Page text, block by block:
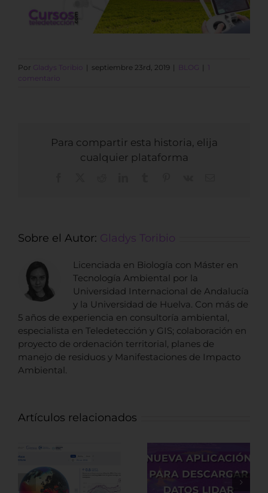
Por Gladys Toribio | septiembre 23rd, 2019 | BLOG | 1
comentario
Para compartir esta historia, elija
cualquier plataforma
Sobre el Autor: Gladys Toribio
Licenciada en Biología con Máster en
Tecnología Ambiental por la
Universidad Internacional de Andalucía
y la Universidad de Huelva. Con más de
5 años de experiencia en consultoría ambiental,
especialista en Teledetección y GIS; colaboración en
proyecto de ordenación territorial, planes de
manejo de residuos y Manifestaciones de Impacto
Ambiental.
Artículos relacionados
Nueva
aplicación para
Fuentes de
datos LiDAR de